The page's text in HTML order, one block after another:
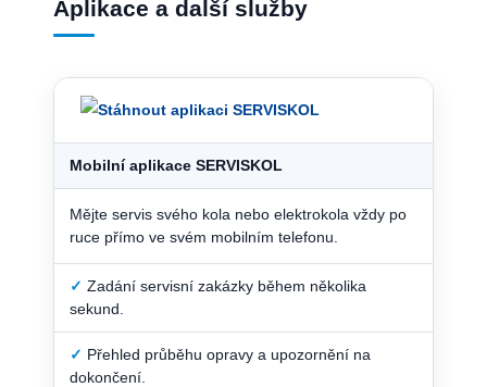
Aplikace a další služby
Mobilní aplikace SERVISKOL
Mějte servis svého kola nebo elektrokola vždy po
ruce přímo ve svém mobilním telefonu.
✓ Zadání servisní zakázky během několika
sekund.
✓ Přehled průběhu opravy a upozornění na
dokončení.